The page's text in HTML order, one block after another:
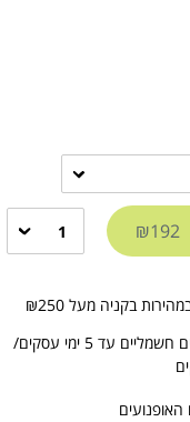
₪192
1
בקניה מעל ₪250
משלוחים עד 4 ימי עסקים / כלים חשמליים עד 5 ימי עסקים/